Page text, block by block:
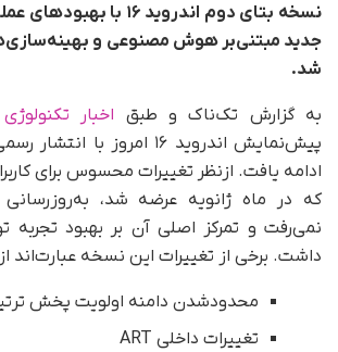
نسخه بتای دوم اندروید ۱۶
جدید مبتنی‌بر هوش مصنوعی و
شد.
به گزارش تک‌ناک و طبق اخبار تکنولوژی
پیش‌نمایش اندروید ۱۶ امروز
ادامه یافت. ازنظر تغییرات محسوس برای
که در ماه ژانویه عرضه شد،
نمی‌رفت و تمرکز اصلی آن بر بهبود تجربه
داشت. برخی از تغییرات این نسخه عبارت‌اند
محدود‌شدن دامنه اولویت پخش
تغییرات داخلی ART